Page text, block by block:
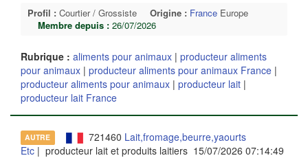
Profil : Courtier / Grossiste Origine : France Europe
Membre depuis : 26/07/2026
Rubrique : aliments pour animaux | producteur aliments
pour animaux | producteur aliments pour animaux France |
producteur aliments pour animaux | producteur lait |
producteur lait France
AUTRE 721460 Lait,fromage,beurre,yaourts
Etc | producteur lait et produits laitiers 15/07/2026 07:14:49